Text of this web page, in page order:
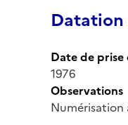
Datation
Date de prise
1976
Observations